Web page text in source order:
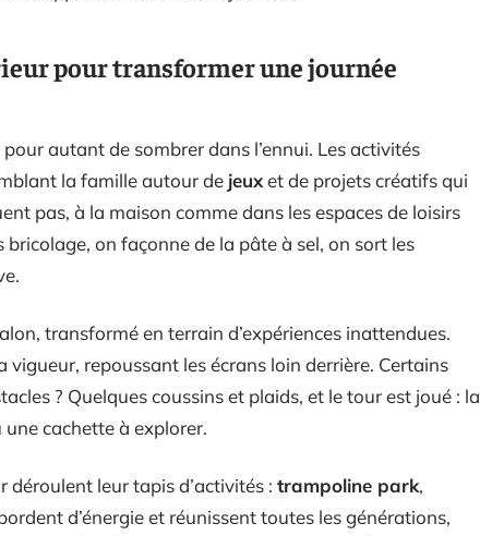
pour transformer une journée
autant de sombrer dans l’ennui. Les activités
la famille autour de jeuxet de projets créatifs qui
pas, à la maison comme dans les espaces de loisirs
bricolage, on façonne de la pâte à sel, on sort les
transformé en terrain d’expériences inattendues.
vigueur, repoussant les écrans loin derrière. Certains
? Quelques coussins et plaids, et le tour est joué : la
cachette à explorer.
déroulent leur tapis d’activités : trampoline park,
d’énergie et réunissent toutes les générations,